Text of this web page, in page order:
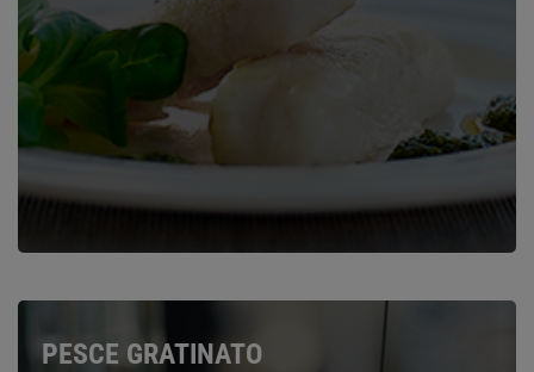
PESCE GRATINATO